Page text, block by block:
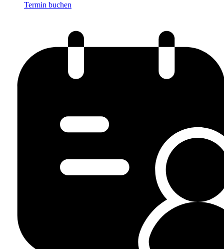
Termin buchen